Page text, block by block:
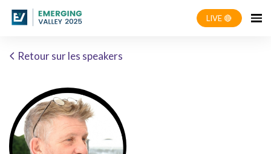
LIVE 🔴
Retour sur les speakers